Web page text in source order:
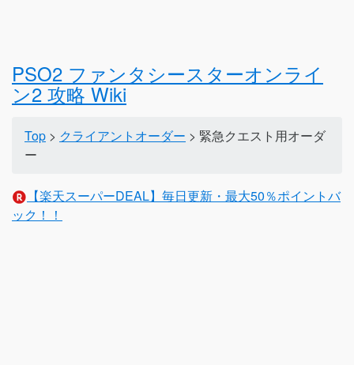
PSO2 ファンタシースターオンライ
ン2 攻略 Wiki
Top > クライアントオーダー > 緊急クエスト用オーダ
ー
【楽天スーパーDEAL】毎日更新・最大50％ポイントバ
ック！！